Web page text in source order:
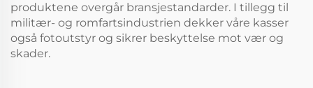
produktene overgår bransjestandarder. I tillegg til
militær- og romfartsindustrien dekker våre kasser
også fotoutstyr og sikrer beskyttelse mot vær og
skader.